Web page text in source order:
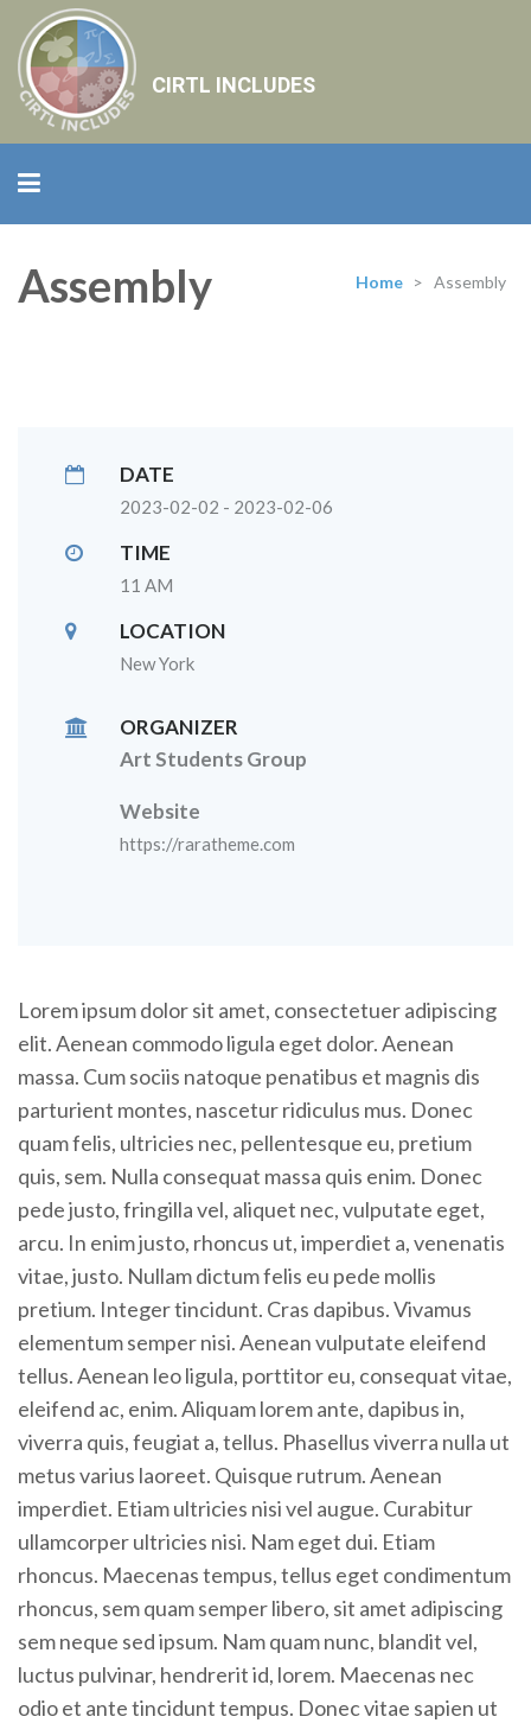
CIRTL INCLUDES
Assembly Home > Assembly
DATE
2023-02-02 - 2023-02-06
TIME
11 AM
LOCATION
New York
ORGANIZER
Art Students Group
Website
https://raratheme.com
Lorem ipsum dolor sit amet, consectetuer adipiscing
elit. Aenean commodo ligula eget dolor. Aenean
massa. Cum sociis natoque penatibus et magnis dis
parturient montes, nascetur ridiculus mus. Donec
quam felis, ultricies nec, pellentesque eu, pretium
quis, sem. Nulla consequat massa quis enim. Donec
pede justo, fringilla vel, aliquet nec, vulputate eget,
arcu. In enim justo, rhoncus ut, imperdiet a, venenatis
vitae, justo. Nullam dictum felis eu pede mollis
pretium. Integer tincidunt. Cras dapibus. Vivamus
elementum semper nisi. Aenean vulputate eleifend
tellus. Aenean leo ligula, porttitor eu, consequat vitae,
eleifend ac, enim. Aliquam lorem ante, dapibus in,
viverra quis, feugiat a, tellus. Phasellus viverra nulla ut
metus varius laoreet. Quisque rutrum. Aenean
imperdiet. Etiam ultricies nisi vel augue. Curabitur
ullamcorper ultricies nisi. Nam eget dui. Etiam
rhoncus. Maecenas tempus, tellus eget condimentum
rhoncus, sem quam semper libero, sit amet adipiscing
sem neque sed ipsum. Nam quam nunc, blandit vel,
luctus pulvinar, hendrerit id, lorem. Maecenas nec
odio et ante tincidunt tempus. Donec vitae sapien ut